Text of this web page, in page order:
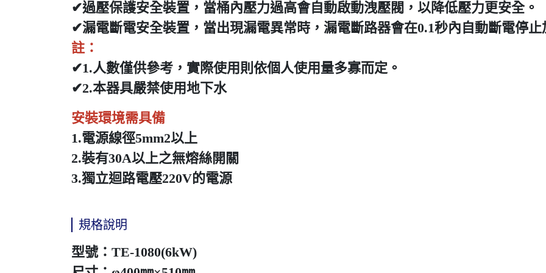
✔過壓保護安全裝置，當桶內壓力過高會自動啟動洩壓閥，以降低壓力更安全。
✔漏電斷電安全裝置，當出現漏電異常時，漏電斷路器會在0.1秒內自動斷電停止
註：
✔1.人數僅供參考，實際使用則依個人使用量多寡而定。
✔2.本器具嚴禁使用地下水
安裝環境需具備
1.電源線徑5mm2以上
2.裝有30A以上之無熔絲開關
3.獨立迴路電壓220V的電源
規格說明
型號：TE-1080(6kW)